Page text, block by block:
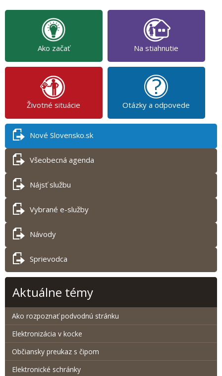
Ako začať Na stiahnutie
Životné situácie Otázky a odpovede
Nové Slovensko.sk
Všeobecná agenda
Nájsť službu
Vybrané e-služby
Návody
Sprievodca
Aktuálne témy
Ako rozpoznať podvodnú stránku
Elektronizácia v kocke
Občiansky preukaz s čipom
Elektronické schránky